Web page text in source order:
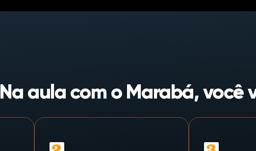
Na aula com o Marabá, você